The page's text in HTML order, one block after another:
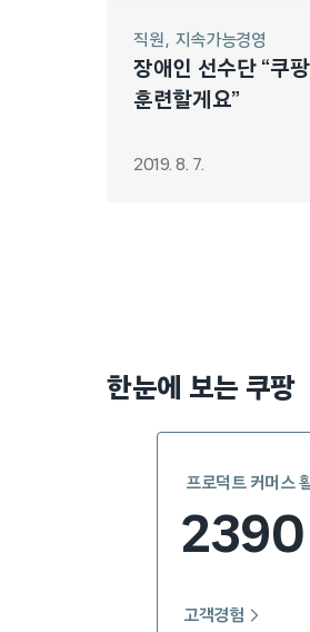
직원 지속가능경영
장애인 선수단 “쿠
훈련할게요”
2019. 8. 7.
한눈에 보는 쿠팡
프로덕트 커머스
2390
고객경험